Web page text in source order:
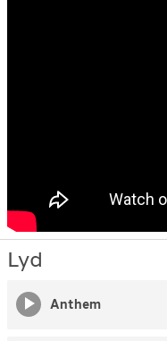
Lyd
Anthem